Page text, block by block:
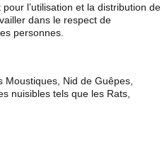
l’utilisation et la distribution de
dans le respect de
personnes.
Nid de Guêpes,
nuisibles tels que les Rats,